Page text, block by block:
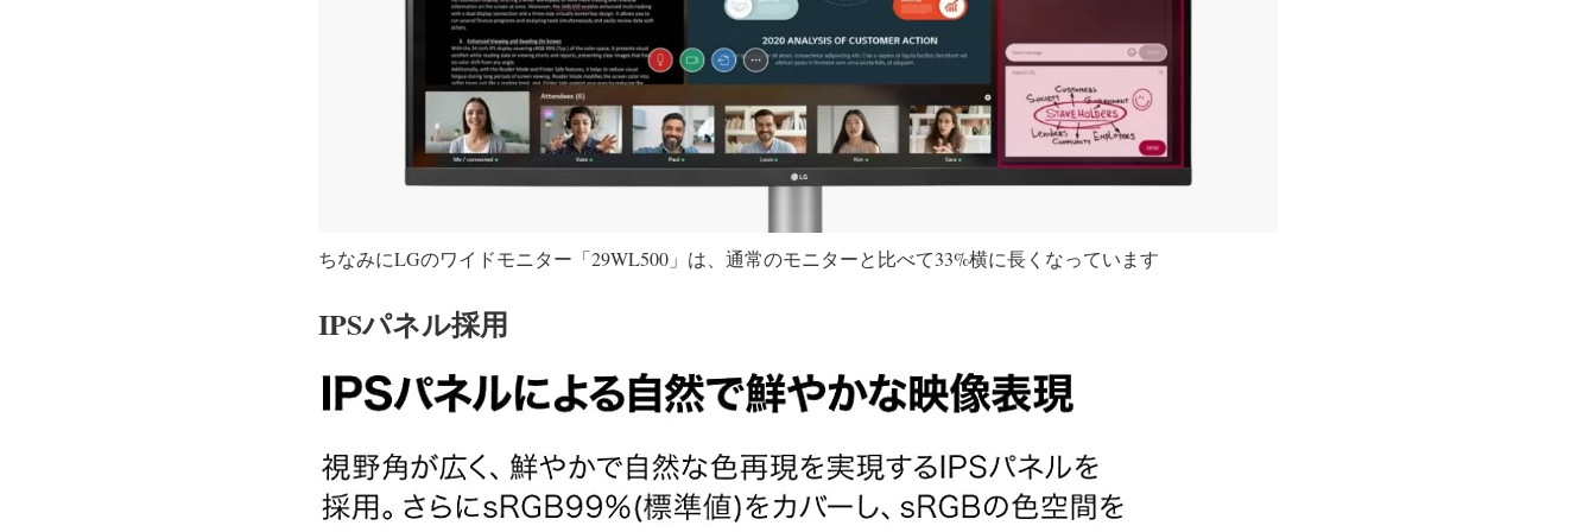
ちなみにLGのワイドモニター「29WL500」は、通常のモニターと比べて33%横に長くなっています
IPSパネル採用